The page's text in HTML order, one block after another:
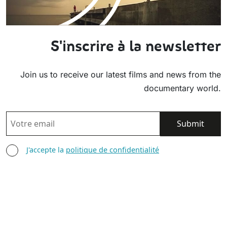
S'inscrire à la newsletter
Join us to receive our latest films and news from the
documentary world.
EMAIL
AGREE TERMS
J'accepte la politique de confidentialité